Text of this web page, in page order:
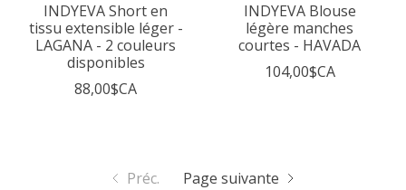
INDYEVA Short en
tissu extensible léger -
LAGANA - 2 couleurs
disponibles
88,00$CA
INDYEVA Blouse
légère manches
courtes - HAVADA
104,00$CA
Préc. Page suivante